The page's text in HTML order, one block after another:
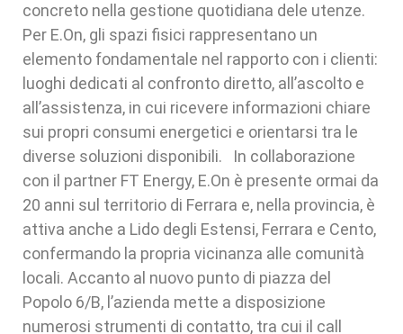
concreto nella gestione quotidiana dele utenze.
Per E.On, gli spazi fisici rappresentano un
elemento fondamentale nel rapporto con i clienti:
luoghi dedicati al confronto diretto, all’ascolto e
all’assistenza, in cui ricevere informazioni chiare
sui propri consumi energetici e orientarsi tra le
diverse soluzioni disponibili. In collaborazione
con il partner FT Energy, E.On è presente ormai da
20 anni sul territorio di Ferrara e, nella provincia, è
attiva anche a Lido degli Estensi, Ferrara e Cento,
confermando la propria vicinanza alle comunità
locali. Accanto al nuovo punto di piazza del
Popolo 6/B, l’azienda mette a disposizione
numerosi strumenti di contatto, tra cui il call